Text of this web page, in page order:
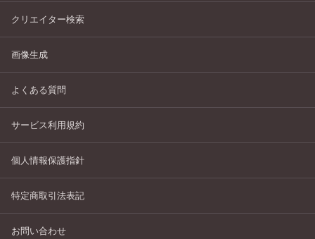
クリエイター検索
画像生成
よくある質問
サービス利用規約
個人情報保護指針
特定商取引法表記
お問い合わせ